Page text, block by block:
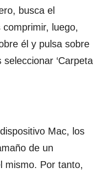
busca el
luego,
él y pulsa sobre
seleccionar ‘Carpeta
Mac, los
de un
mismo. Por tanto,